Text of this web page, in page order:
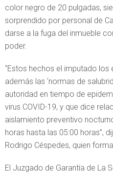
color negro de 20 pulgadas,
sorprendido por personal de
darse a la fuga del inmueble
poder.
“Estos hechos el imputado los
además las ‘normas de
autoridad en tiempo de
virus COVID-19, y que dice
aislamiento preventivo
horas hasta las 05:00 horas”,
Rodrigo Céspedes, quien
El Juzgado de Garantía de La